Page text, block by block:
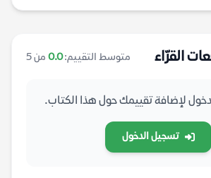
القرّاء متوسط التقييم:0.0 من 5
لإضافة تقييمك حول هذا الكتاب.
تسجيل الدخول